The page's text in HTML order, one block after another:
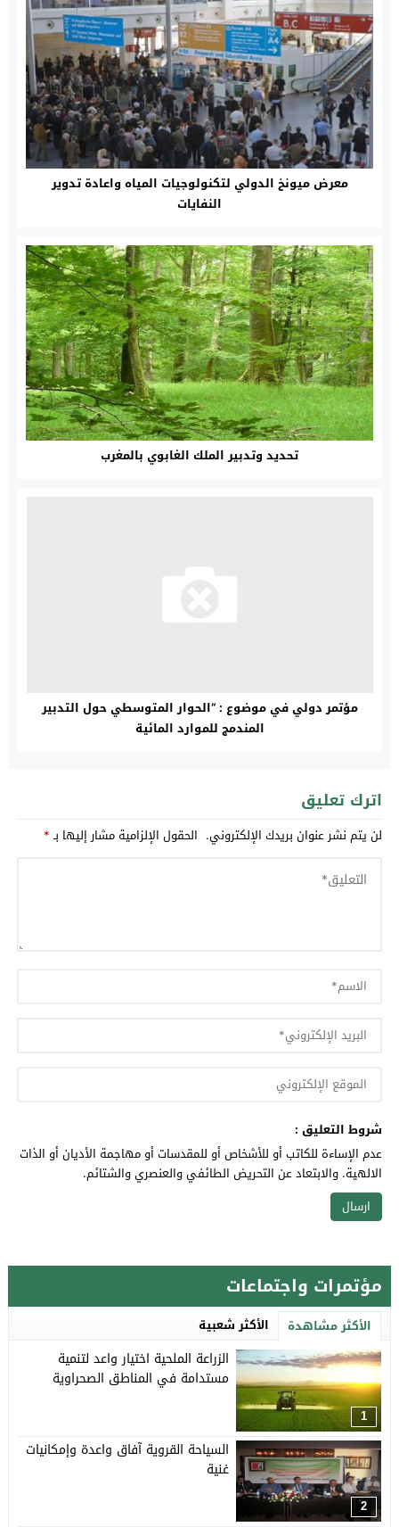
معرض ميونخ الدولي لتكنولوجيات المياه واعادة تدوير
النفايات
تحديد وتدبير الملك الغابوي بالمغرب
مؤتمر دولي في موضوع : “الحوار المتوسطي حول التدبير
المندمج للموارد المائية
اترك تعليق
لن يتم نشر عنوان بريدك الإلكتروني. الحقول الإلزامية مشار إليها بـ*
شروط التعليق :
عدم الإساءة للكاتب أو للأشخاص أو للمقدسات أو مهاجمة الأديان أو الذات
الالهية. والابتعاد عن التحريض الطائفي والعنصري والشتائم.
مؤتمرات واجتماعات
الأكثر مشاهدة الأكثر شعبية
1
الزراعة الملحية اختيار واعد لتنمية
مستدامة في المناطق الصحراوية
2
السياحة القروية آفاق واعدة وإمكانيات
غنية